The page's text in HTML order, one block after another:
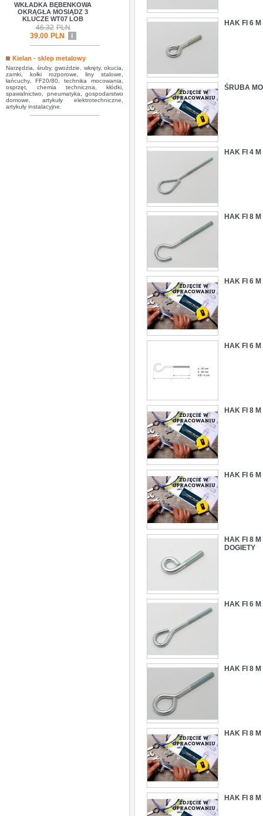
WKŁADKA BĘBENKOWA
OKRĄGŁA MOSIĄDZ 3
KLUCZE WT07 LOB
46.32 PLN
39.00 PLN i
Kielan - sklep metalowy
Narzędzia, śruby, gwoździe, wkręty, okucia,
zamki, kołki rozporowe, liny stalowe,
łańcuchy, FF20/80, technika mocowania,
osprzęt, chemia techniczna, kłódki,
spawalnictwo, pneumatyka, gospodarstwo
domowe, artykuły elektrotechniczne,
artykuły instalacyjne.
HAK FI 6
ŚRUBA
HAK FI 4
HAK FI 8
HAK FI 6
HAK FI 6
HAK FI 8
HAK FI 6
HAK FI 8
DOGIETY
HAK FI 6
HAK FI 8
HAK FI 8
HAK FI 8